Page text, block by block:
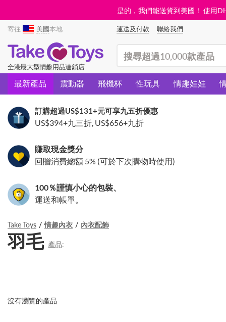
是的，我們能送貨到美國！ 使用
寄往 美國本地 運送及付款 聯絡我們
全港最大型情趣用品連鎖店
最新產品 震動器 飛機杯 性玩具 情趣娃娃
訂購超過US$131+元可享九五折優惠
US$394+九三折, US$656+九折
賺取現金獎分
回贈消費總額 5% (可於下次購物時使用)
100％謹慎小心的包裝、
運送和帳單。
Take Toys 情趣內衣 內衣配飾
羽毛 產品:
沒有瀏覽的產品